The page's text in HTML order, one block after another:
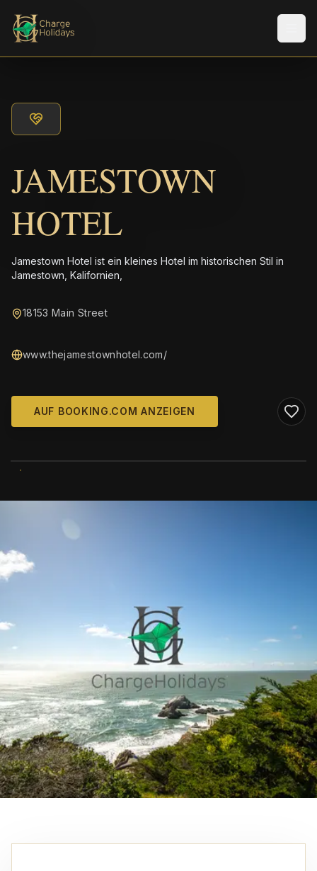
JAMESTOWN
HOTEL
Jamestown Hotel ist ein kleines Hotel im historischen Stil in
Jamestown, Kalifornien,
18153 Main Street
www.thejamestownhotel.com/
AUF BOOKING.COM ANZEIGEN